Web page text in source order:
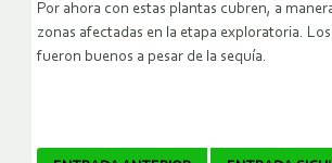
Por ahora con estas plantas cubren, a
zonas afectadas en la etapa exploratoria.
fueron buenos a pesar de la sequía.